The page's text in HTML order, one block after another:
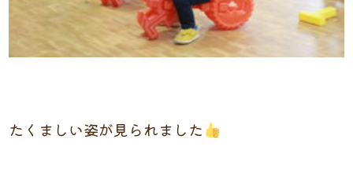
たくましい姿が見られました